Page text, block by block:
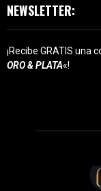
NEWSLETTER:
¡Recibe GRATIS una
ORO & PLATA«!